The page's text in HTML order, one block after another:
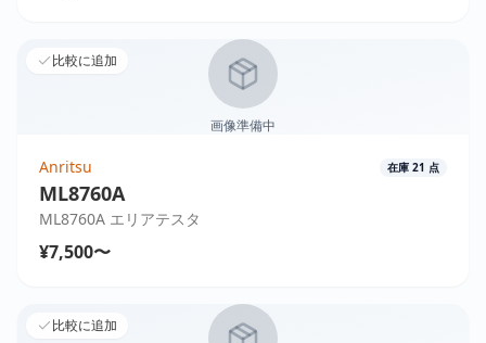
比較に追加
画像準備中
Anritsu 在庫 21 点
ML8760A
ML8760A エリアテスタ
¥7,500〜
比較に追加